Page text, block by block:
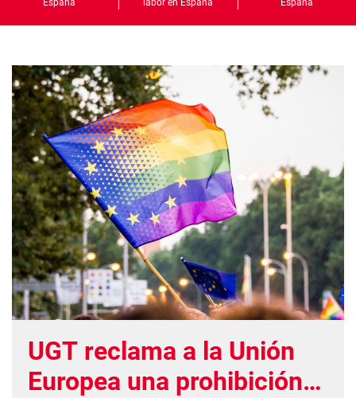
España
labor en España
España
UGT reclama a la Unión
Europea una prohibición